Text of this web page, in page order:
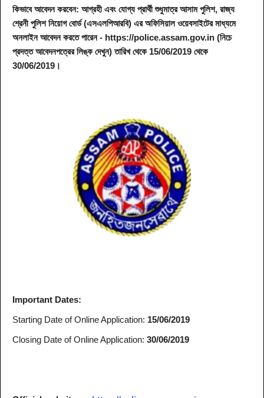
কিভাবে আবেদন করবেন: আগ্রহী এবং যোগ্য প্রার্থী শুধুমাত্র আসাম পুলিশ, রাজ্য
শ্রেনী পুলিশ নিয়োগ বোর্ড (এসএলপিআরবি) এর অফিসিয়াল ওয়েবসাইটের মাধ্যমে
অনলাইন আবেদন করতে পারেন - https://police.assam.gov.in (নিচে
প্রদত্ত আবেদনপত্রের লিঙ্ক দেখুন) তারিখ থেকে 15/06/2019 থেকে
30/06/2019।
Important Dates:
Starting Date of Online Application: 15/06/2019
Closing Date of Online Application: 30/06/2019